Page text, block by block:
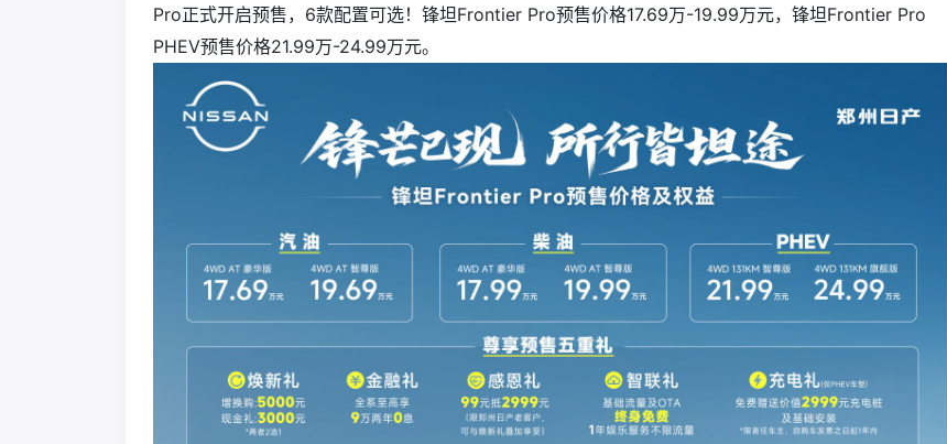
Pro正式开启预售，6款配置可选！锋坦Frontier Pro预售价格17.69万-19.99万元，锋坦Frontier Pro
PHEV预售价格21.99万-24.99万元。